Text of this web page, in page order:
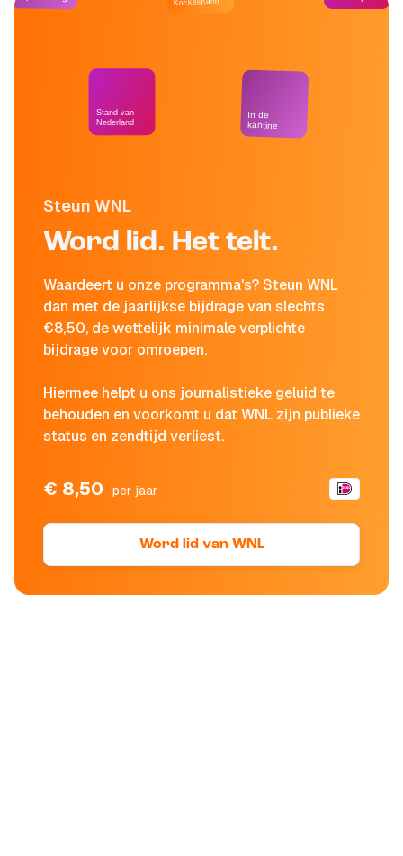
Steun WNL
Word lid. Het telt.
Waardeert u onze programma's? Steun WNL
dan met de jaarlijkse bijdrage van slechts
€8,50, de wettelijk minimale verplichte
bijdrage voor omroepen.
Hiermee helpt u ons journalistieke geluid te
behouden en voorkomt u dat WNL zijn publieke
status en zendtijd verliest.
€ 8,50 per jaar
Word lid van WNL
Stand van
Nederland
In de
kantine